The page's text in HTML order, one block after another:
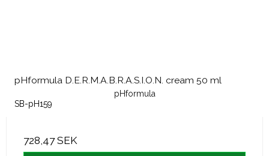
pHformula D.E.R.M.A.B.R.A.S.I.O.N. cream 50 ml
pHformula
SB-pH159
728,47 SEK